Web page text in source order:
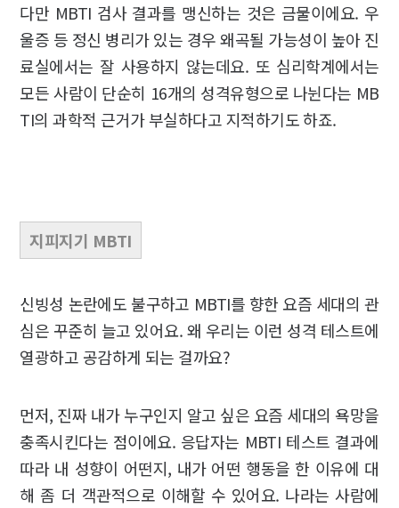
다만 MBTI 검사 결과를 맹신하는 것은 금물이에요. 우
울증 등 정신 병리가 있는 경우 왜곡될 가능성이 높아 진
료실에서는 잘 사용하지 않는데요. 또 심리학계에서는
모든 사람이 단순히 16개의 성격유형으로 나뉜다는 MB
TI의 과학적 근거가 부실하다고 지적하기도 하죠.
지피지기 MBTI
신빙성 논란에도 불구하고 MBTI를 향한 요즘 세대의 관
심은 꾸준히 늘고 있어요. 왜 우리는 이런 성격 테스트에
열광하고 공감하게 되는 걸까요?
먼저, 진짜 내가 누구인지 알고 싶은 요즘 세대의 욕망을
충족시킨다는 점이에요. 응답자는 MBTI 테스트 결과에
따라 내 성향이 어떤지, 내가 어떤 행동을 한 이유에 대
해 좀 더 객관적으로 이해할 수 있어요. 나라는 사람에